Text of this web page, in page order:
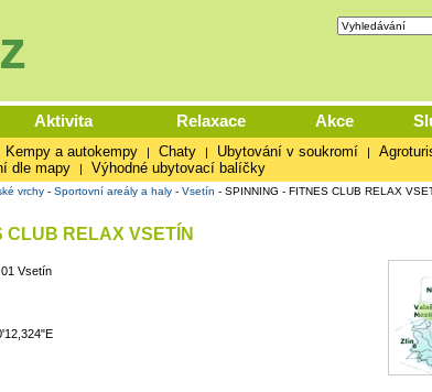
Aktivita Relaxace Akce
Kempy a autokempy | Chaty | Ubytování v soukromí |
dle mapy | Výhodné ubytovací balíčky
vrchy- Sportovní areály a haly- Vsetín - SPINNING - FITNES CLUB RELAX
CLUB RELAX VSETÍN
Vsetín